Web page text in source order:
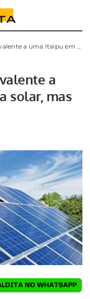
em energia solar, mas ninguém sabe
a
solar, mas